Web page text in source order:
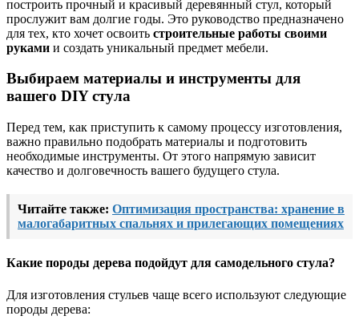
построить прочный и красивый деревянный стул, который
прослужит вам долгие годы. Это руководство предназначено
для тех, кто хочет освоить строительные работы своими
руками и создать уникальный предмет мебели.
Выбираем материалы и инструменты для
вашего DIY стула
Перед тем, как приступить к самому процессу изготовления,
важно правильно подобрать материалы и подготовить
необходимые инструменты. От этого напрямую зависит
качество и долговечность вашего будущего стула.
Читайте также: Оптимизация пространства: хранение в
малогабаритных спальнях и прилегающих помещениях
Какие породы дерева подойдут для самодельного стула?
Для изготовления стульев чаще всего используют следующие
породы дерева: